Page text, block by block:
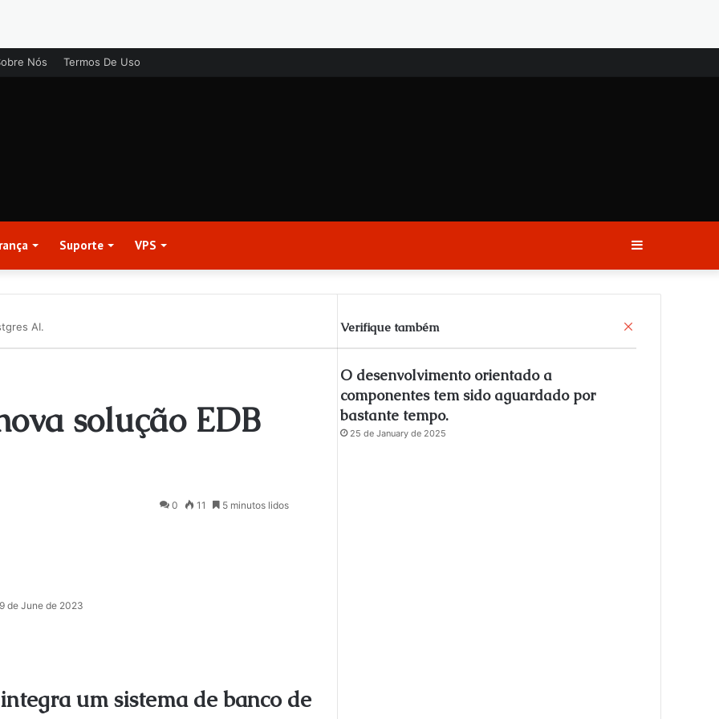
Nós Termos De Uso
Suporte VPS
AI.
solução EDB
9 de June de 2023
0 11 5 minutos lidos
um sistema de banco de
Verifique também
O desenvolvimento orientado a
componentes tem sido aguardado por
bastante tempo.
25 de January de 2025